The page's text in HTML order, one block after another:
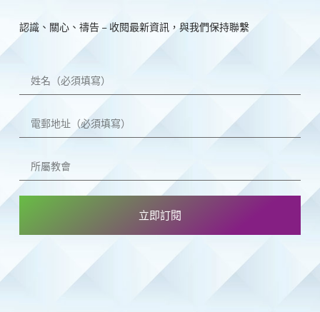
認識、關心、禱告 – 收閱最新資訊，與我們保持聯繫
立即訂閱